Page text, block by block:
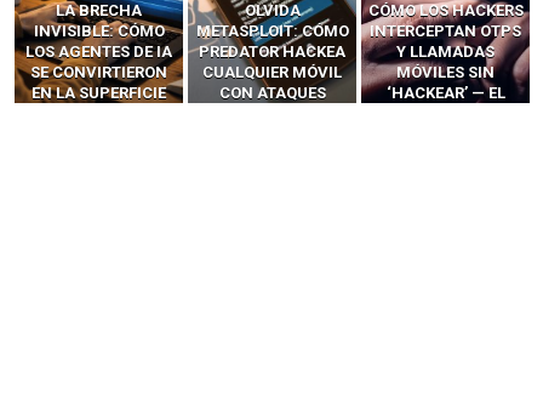
LA BRECHA
INVISIBLE: CÓMO
LOS AGENTES DE IA
SE CONVIRTIERON
EN LA SUPERFICIE
OLVIDA
METASPLOIT: CÓMO
PREDATOR HACKEA
CUALQUIER MÓVIL
CON ATAQUES
CÓMO LOS HACKERS
INTERCEPTAN OTPS
Y LLAMADAS
MÓVILES SIN
‘HACKEAR’ — EL